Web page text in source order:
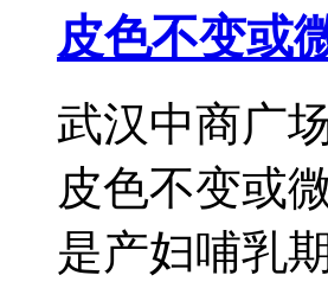
皮色不变或
武汉中商广
皮色不变或
是产妇哺乳